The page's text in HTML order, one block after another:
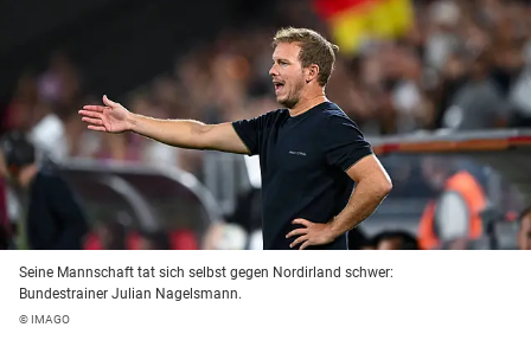
Seine Mannschaft tat sich selbst gegen Nordirland schwer:
Bundestrainer Julian Nagelsmann.
© IMAGO